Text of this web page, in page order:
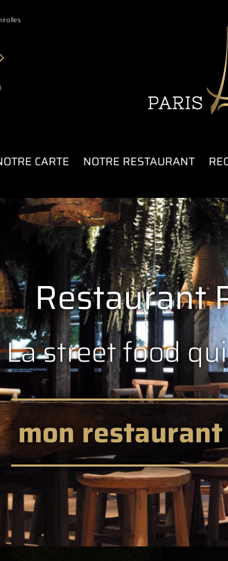
CARTE NOTRE RESTAURANT
Restaurant
La street food
mon restaurant